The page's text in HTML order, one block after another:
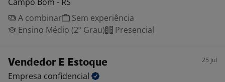
A combinar
Sem experiência
Ensino Médio (2º Grau)
Presencial
Vendedor E Estoque 25 jul
Empresa confidencial